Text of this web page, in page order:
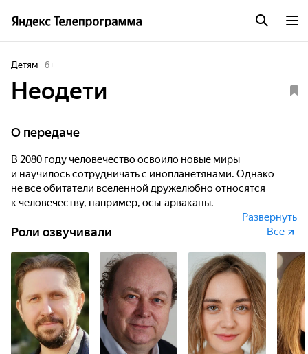
Детям 6+
Неодети
О передаче
В 2080 году человечество освоило новые миры
и научилось сотрудничать с инопланетянами. Однако
не все обитатели вселенной дружелюбно относятся
к человечеству, например, осы-арваканы.
Это разумные существа, которые превращают новые
в будущем, они решают изменить прошлое. Через
временные проколы их агенты проникают в наше время,
чтобы уничтожить важнейшие технические изобретения
и разработки. Четверо увлеченных наукой подростков
и пушистый инопланетянин знают, как с ними справиться.
Команда — против тех, кто пытается изменить прошлое,
чтобы уничтожить будущее, и их миссия — защитить
Развернуть
Роли озвучивали Все